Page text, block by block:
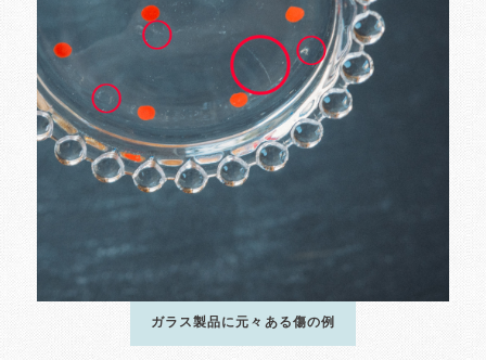
ガラス製品に元々ある傷の例